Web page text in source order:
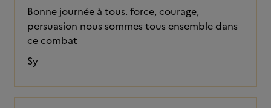
Bonne journée à tous. force, courage,
persuasion nous sommes tous ensemble dans
ce combat
Sy